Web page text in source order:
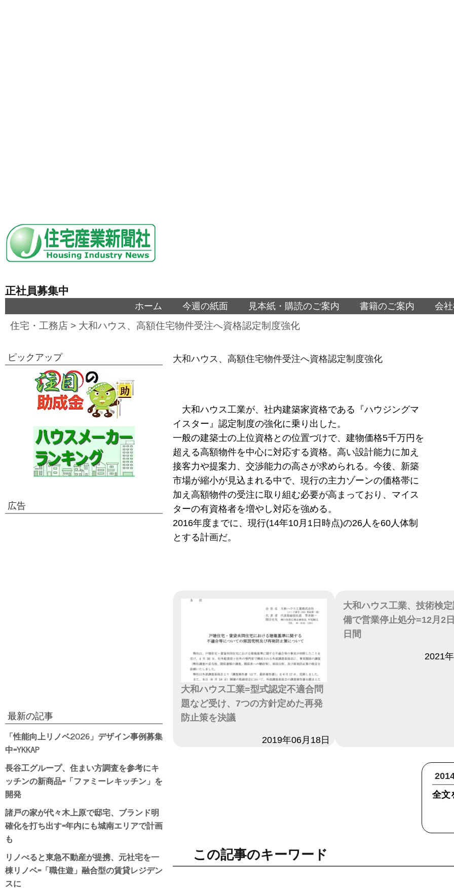
正社員募集中
ホーム 今週の紙面 見本紙・購読のご案内 書籍のご案内 会
住宅・工務店 > 大和ハウス、高額住宅物件受注へ資格認定制度強化
大和ハウス、高額住宅物件受注へ資格認定制度強化
大和ハウス工業が、社内建築家資格である『ハウジングマ
イスター』認定制度の強化に乗り出した。
一般の建築士の上位資格との位置づけで、建物価格5千万円を
超える高額物件を中心に対応する資格。高い設計能力に加え
接客力や提案力、交渉能力の高さが求められる。今後、新築
市場が縮小が見込まれる中で、現行の主力ゾーンの価格帯に
加え高額物件の受注に取り組む必要が高まっており、マイス
ターの有資格者を増やし対応を強める。
2016年度までに、現行(14年10月1日時点)の26人を60人体制
とする計画だ。
大和ハウス工業=型式認定不適合問
題など受け、7つの方針定めた再発
防止策を決議
2019年06月18日
大和ハウス工業、技術検
備で営業停止処分=12月2
日間
2021
全文
この記事のキーワード
ピックアップ
広告
最新の記事
「性能向上リノベ2026」デザイン事例募集
中=YKKAP
長谷工グループ、住まい方調査を参考にキ
ッチンの新商品=「ファミーレキッチン」を
開発
諸戸の家が代々木上原で邸宅、ブランド明
確化を打ち出す=年内にも城南エリアで計画
も
リノべると東急不動産が提携、元社宅を一
棟リノベ=「職住遊」融合型の賃貸レジデン
スに